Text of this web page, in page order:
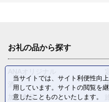
お礼の品から探す
酒
加工食品
当サイトでは、サイト利便性向
用しています。サイトの閲覧を
意したことものといたします。